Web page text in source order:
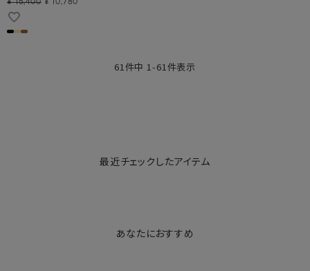
¥ 15,400 ¥ 10,780
61 件中 1 -61 件表示
最近チェックしたアイテム
あなたにおすすめ